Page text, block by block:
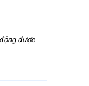
được